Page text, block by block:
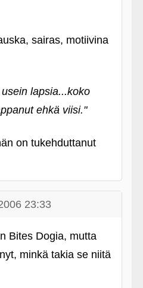
sairas, motiivina
lapsia...koko
ehkä viisi."
on tukehduttanut
23:33
Bites Dogia, mutta
minkä takia se niitä